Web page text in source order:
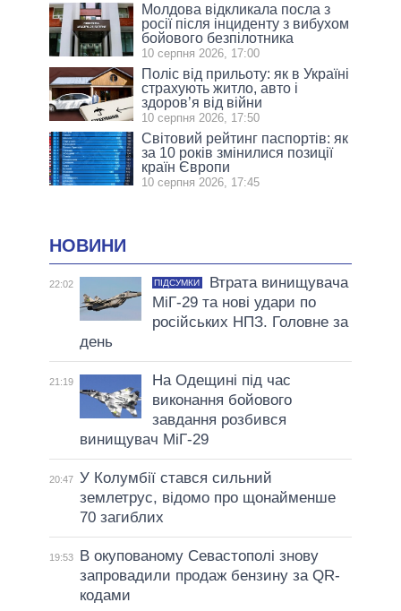
Молдова відкликала посла з
росії після інциденту з вибухом
бойового безпілотника
10 серпня 2026, 17:00
Поліс від прильоту: як в Україні
страхують житло, авто і
здоров’я від війни
10 серпня 2026, 17:50
Світовий рейтинг паспортів: як
за 10 років змінилися позиції
країн Європи
10 серпня 2026, 17:45
НОВИНИ
22:02 ПІДСУМКИ
Втрата винищувача
МіГ-29 та нові удари по
російських НПЗ. Головне за
день
21:19
На Одещині під час
виконання бойового
завдання розбився
винищувач МіГ-29
20:47 У Колумбії стався сильний
землетрус, відомо про щонайменше
70 загиблих
19:53
В окупованому Севастополі знову
запровадили продаж бензину за QR-
кодами